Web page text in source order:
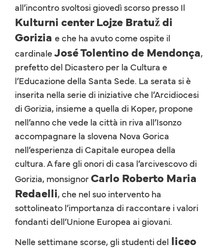
all’incontro svoltosi giovedì scorso presso Il
Kulturni center Lojze Bratuž di
Gorizia e che ha avuto come ospite il
cardinale José Tolentino de Mendonça,
prefetto del Dicastero per la Cultura e
l’Educazione della Santa Sede. La serata si è
inserita nella serie di iniziative che l’Arcidiocesi
di Gorizia, insieme a quella di Koper, propone
nell’anno che vede la città in riva all’Isonzo
accompagnare la slovena Nova Gorica
nell’esperienza di Capitale europea della
cultura. A fare gli onori di casa l’arcivescovo di
Gorizia, monsignorCarlo Roberto Maria
Redaelli, che nel suo intervento ha
sottolineato l’importanza di raccontare i valori
fondanti dell’Unione Europea ai giovani.
Nelle settimane scorse, gli studenti del liceo